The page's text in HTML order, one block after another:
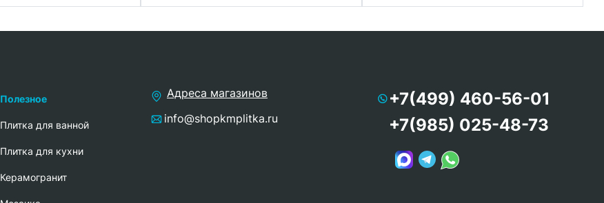
Полезное
Плитка для ванной
Плитка для кухни
Керамогранит
Адреса магазинов
info@shopkmplitka.ru
+7(499) 460-56-01
+7(985) 025-48-73